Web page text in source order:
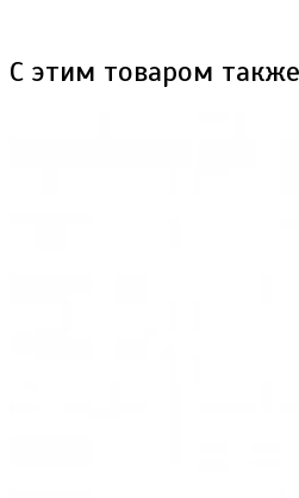
С этим товаром